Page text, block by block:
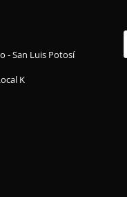
- San Luis Potosí
K